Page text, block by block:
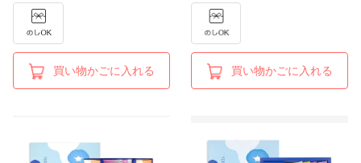
買い物かごに入れる 買い物かごに入れる